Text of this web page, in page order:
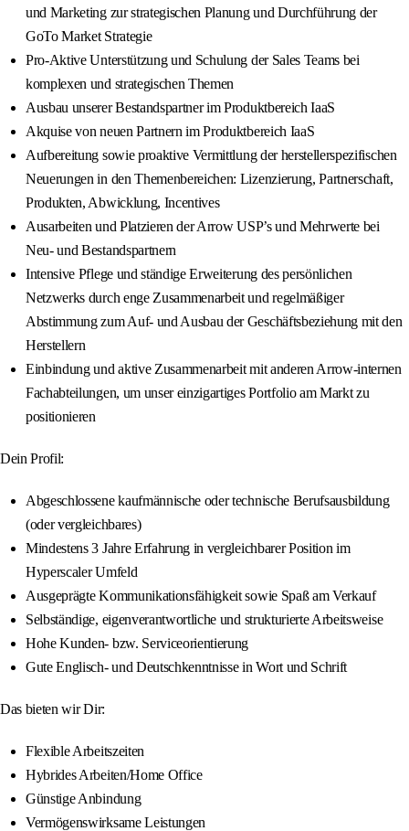
und Marketing zur strategischen Planung und Durchführung der
GoTo Market Strategie
Pro-Aktive Unterstützung und Schulung der Sales Teams bei
komplexen und strategischen Themen
Ausbau unserer Bestandspartner im Produktbereich IaaS
Akquise von neuen Partnern im Produktbereich IaaS
Aufbereitung sowie proaktive Vermittlung der herstellerspezifischen
Neuerungen in den Themenbereichen: Lizenzierung, Partnerschaft,
Produkten, Abwicklung, Incentives
Ausarbeiten und Platzieren der Arrow USP’s und Mehrwerte bei
Neu- und Bestandspartnern
Intensive Pflege und ständige Erweiterung des persönlichen
Netzwerks durch enge Zusammenarbeit und regelmäßiger
Abstimmung zum Auf- und Ausbau der Geschäftsbeziehung mit den
Herstellern
Einbindung und aktive Zusammenarbeit mit anderen Arrow-internen
Fachabteilungen, um unser einzigartiges Portfolio am Markt zu
positionieren
Dein Profil:
Abgeschlossene kaufmännische oder technische Berufsausbildung
(oder vergleichbares)
Mindestens 3 Jahre Erfahrung in vergleichbarer Position im
Hyperscaler Umfeld
Ausgeprägte Kommunikationsfähigkeit sowie Spaß am Verkauf
Selbständige, eigenverantwortliche und strukturierte Arbeitsweise
Hohe Kunden- bzw. Serviceorientierung
Gute Englisch- und Deutschkenntnisse in Wort und Schrift
Das bieten wir Dir:
Flexible Arbeitszeiten
Hybrides Arbeiten/Home Office
Günstige Anbindung
Vermögenswirksame Leistungen